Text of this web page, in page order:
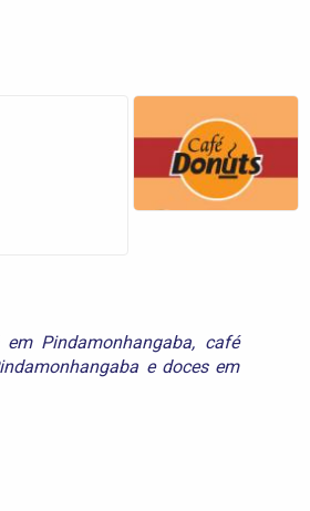
em Pindamonhangaba, café
e doces em